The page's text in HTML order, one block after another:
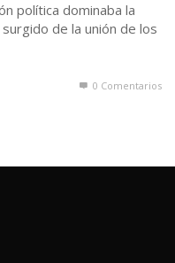
política dominaba la
de la unión de los
0 Comentarios